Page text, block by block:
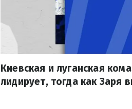
Киевская и луганская
лидирует, тогда как Заря